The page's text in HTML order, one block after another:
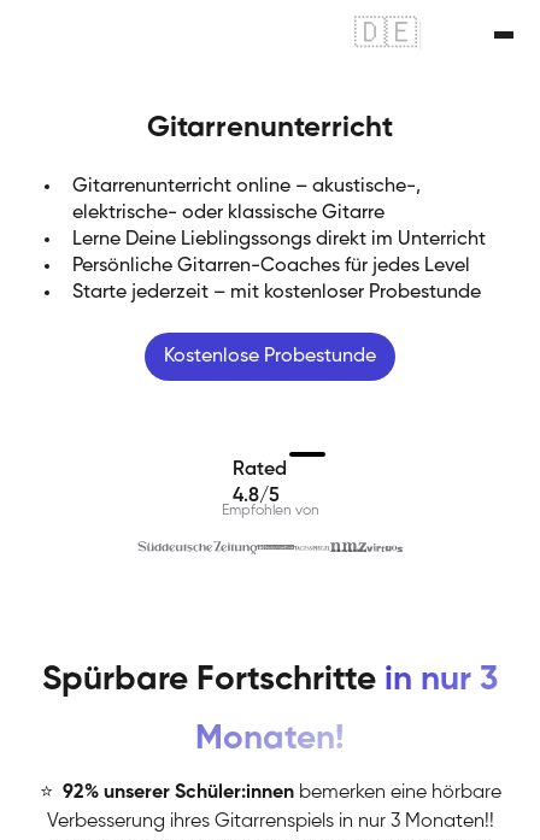
🇩🇪
Gitarrenunterricht
Gitarrenunterricht online – akustische-,
elektrische- oder klassische Gitarre
Lerne Deine Lieblingssongs direkt im Unterricht
Persönliche Gitarren-Coaches für jedes Level
Starte jederzeit – mit kostenloser Probestunde
Kostenlose Probestunde
Rated
4.8/5
Empfohlen von
Spürbare Fortschritte in nur 3
Monaten!
⭐ 92% unserer Schüler:innen bemerken eine hörbare
Verbesserung ihres Gitarrenspiels in nur 3 Monaten!!